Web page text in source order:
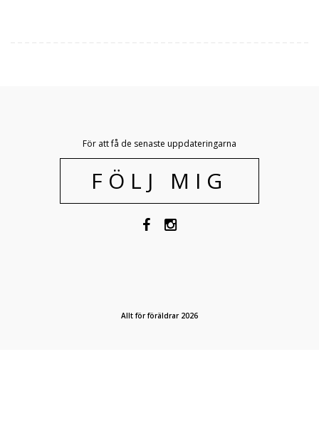
För att få de senaste uppdateringarna
FÖLJ MIG
Allt för föräldrar 2026